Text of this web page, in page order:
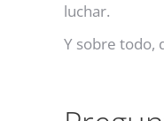
luchar.
Y sobre todo,